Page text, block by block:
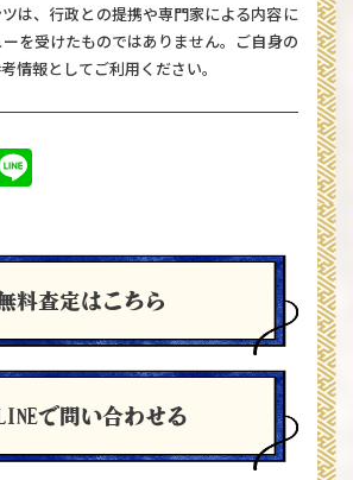
は、行政との提携や専門家による内容に
を受けたものではありません。ご自身の
情報としてご利用ください。
料査定はこちら
で問い合わせる